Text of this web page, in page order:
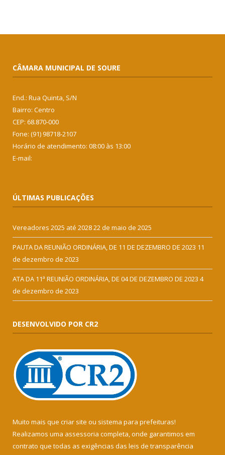
CÂMARA MUNICIPAL DE SOURE
End.: Rua Quinta, S/N
Bairro: Centro
CEP: 68.870-000
Fone: (91) 98718-2107
Horário de atendimento: 08:00 às 13:00
E-mail:
ÚLTIMAS PUBLICAÇÕES
Vereadores 2025 até 202822 de maio de 2025
PAUTA DA REUNIÃO ORDINÁRIA, DE 11 DE DEZEMBRO DE 2023 11
de dezembro de 2023
ATA DA 11ª REUNIÃO ORDINÁRIA, DE 04 DE DEZEMBRO DE 2023 4
de dezembro de 2023
DESENVOLVIDO POR CR2
Muito mais que criar site ou sistema para prefeituras!
Realizamos uma assessoria completa, onde garantimos em
contrato que todas as exigências das leis de transparência